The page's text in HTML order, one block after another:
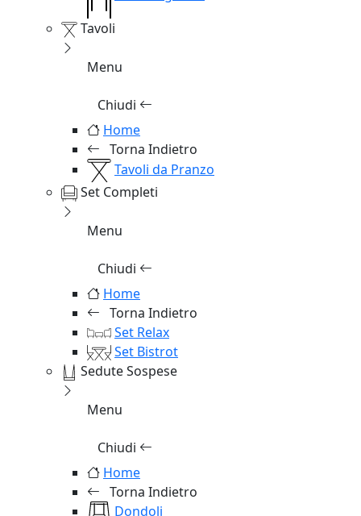
Tavoli
Menu
Chiudi
Home
Torna Indietro
Tavoli da Pranzo
Set Completi
Menu
Chiudi
Home
Torna Indietro
Set Relax
Set Bistrot
Sedute Sospese
Menu
Chiudi
Home
Torna Indietro
Dondoli